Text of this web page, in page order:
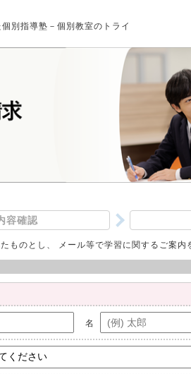
別指導塾－個別教室のトライ
容確認
ものとし、 メール等で学習に関するご案内
名